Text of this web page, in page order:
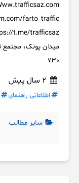
730
اطلاعاتی راهنمای
سایر مطالب